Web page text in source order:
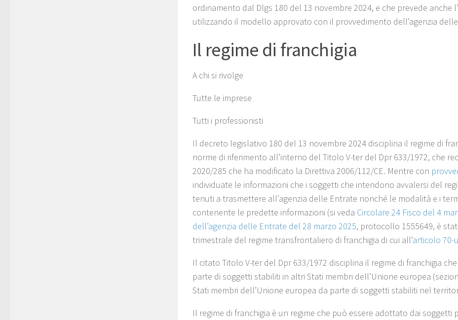
ordinamento dal Dlgs 180 del 13 novembre 2024, e che prevede anche
utilizzando il modello approvato con il provvedimento dell’agenzia
Il regime di franchigia
A chi si rivolge
Tutte le imprese
Tutti i professionisti
Il decreto legislativo 180 del 13 novembre 2024 disciplina il regime di
norme di riferimento all’interno del Titolo V-ter del Dpr 633/1972, che
2020/285 che ha modificato la Direttiva 2006/112/CE. Mentre con
individuate le informazioni che i soggetti che intendono avvalersi del
tenuti a trasmettere all’agenzia delle Entrate nonché le modalità e i
contenente le predette informazioni (si veda Circolare 24 Fisco del 4
dell’agenzia delle Entrate del 28 marzo 2025, protocollo 1555649, è
trimestrale del regime transfrontaliero di franchigia di cui all’articolo 70-
Il citato Titolo V-ter del Dpr 633/1972 disciplina il regime di franchigia
parte di soggetti stabiliti in altri Stati membri dell’Unione europea
Stati membri dell’Unione europea da parte di soggetti stabiliti nel
Il regime di franchigia è un regime che può essere adottato dai